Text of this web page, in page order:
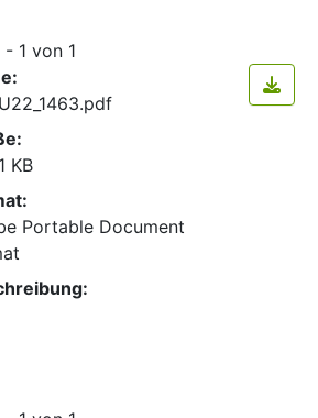
- 1 von 1
KB
Portable Document